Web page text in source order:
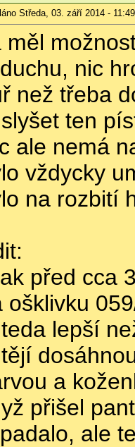
Středa, 03. září 2014 - 11:49
měl
nic
než třeba
ten
ale nemá
vždycky
na rozbití
před cca
ošklivku
lepší
a
přišel
ale